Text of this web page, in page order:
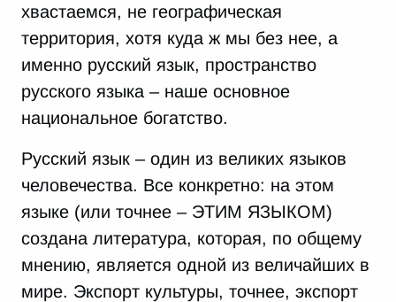
хвастаемся, не географическая
территория, хотя куда ж мы без нее, а
именно русский язык, пространство
русского языка – наше основное
национальное богатство.
Русский язык – один из великих языков
человечества. Все конкретно: на этом
языке (или точнее – ЭТИМ ЯЗЫКОМ)
создана литература, которая, по общему
мнению, является одной из величайших в
мире. Экспорт культуры, точнее, экспорт